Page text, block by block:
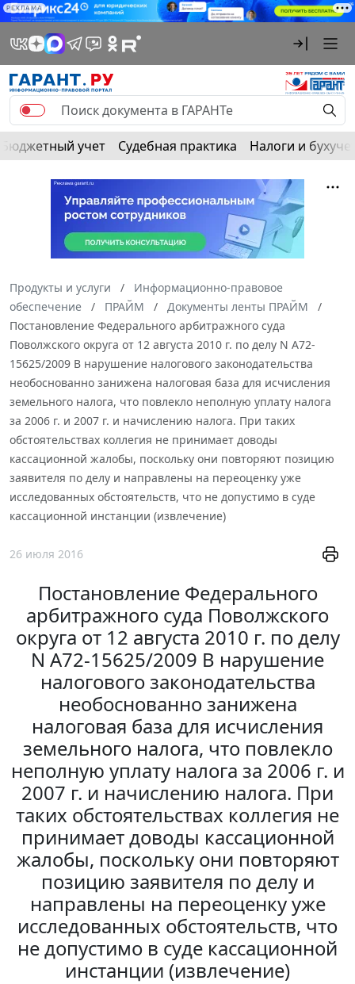
РЕКЛАМА
Бюджетный учет Судебная практика Налоги и
Продукты и услуги
Информационно-правовое
обеспечение
ПРАЙМ
Документы ленты ПРАЙМ
Постановление Федерального арбитражного суда
Поволжского округа от 12 августа 2010 г. по делу N А72-
15625/2009 В нарушение налогового законодательства
необоснованно занижена налоговая база для исчисления
земельного налога, что повлекло неполную уплату налога
за 2006 г. и 2007 г. и начислению налога. При таких
обстоятельствах коллегия не принимает доводы
кассационной жалобы, поскольку они повторяют позицию
заявителя по делу и направлены на переоценку уже
исследованных обстоятельств, что не допустимо в суде
кассационной инстанции (извлечение)
26 июля 2016
Постановление Федерального
арбитражного суда Поволжского
округа от 12 августа 2010 г. по делу
N А72-15625/2009 В нарушение
налогового законодательства
необоснованно занижена
налоговая база для исчисления
земельного налога, что повлекло
неполную уплату налога за 2006 г. и
2007 г. и начислению налога. При
таких обстоятельствах коллегия не
принимает доводы кассационной
жалобы, поскольку они повторяют
позицию заявителя по делу и
направлены на переоценку уже
исследованных обстоятельств, что
не допустимо в суде кассационной
инстанции (извлечение)